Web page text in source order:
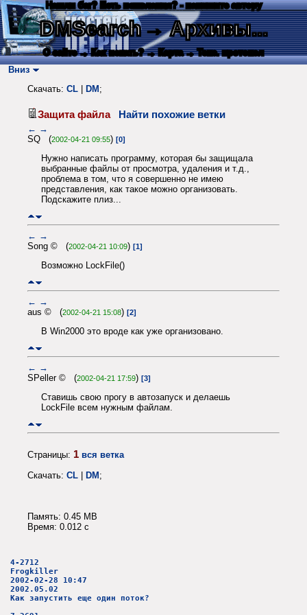
Нашли баг? Есть пожелания? - напишите автору
DMSearch→ Архивы...
О сайте → Как искать? → Карта → Текс. протокол
Вниз
Скачать: CL DM ;
Защита файла Найти похожие ветки
← →
SQ (2002-04-21 09:55) [0]
Нужно написать программу, которая бы защищала
выбранные файлы от просмотра, удаления и т.д.,
проблема в том, что я совершенно не имею
представления, как такое можно организовать.
Подскажите плиз...
← →
Song © (2002-04-21 10:09) [1]
Возможно LockFile()
← →
aus © (2002-04-21 15:08) [2]
В Win2000 это вроде как уже организовано.
← →
SPeller © (2002-04-21 17:59) [3]
Ставишь свою прогу в автозапуск и делаешь
LockFile всем нужным файлам.
Страницы: 1 вся ветка
Скачать: CL | DM;
Память: 0.45 MB
Время: 0.012 c
4-2712
Frogkiller
2002-02-28 10:47
2002.05.02
Как запустить еще один поток?